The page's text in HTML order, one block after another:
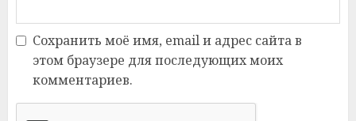
Сохранить моё имя, email и адрес сайта в
этом браузере для последующих моих
комментариев.